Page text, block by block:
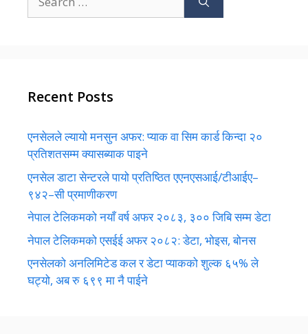
for:
Recent Posts
एनसेलले ल्यायो मनसुन अफर: प्याक वा सिम कार्ड किन्दा २०
प्रतिशतसम्म क्यासब्याक पाइने
एनसेल डाटा सेन्टरले पायो प्रतिष्ठित एएनएसआई/टीआईए–
९४२–सी प्रमाणीकरण
नेपाल टेलिकमको नयाँ वर्ष अफर २०८३, ३०० जिबि सम्म डेटा
नेपाल टेलिकमको एसईई अफर २०८२: डेटा, भोइस, बोनस
एनसेलको अनलिमिटेड कल र डेटा प्याकको शुल्क ६५% ले
घट्यो, अब रु ६९९ मा नै पाईने